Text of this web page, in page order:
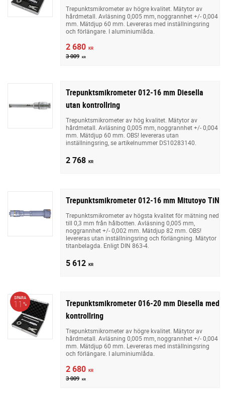
Trepunktsmikrometer av högre kvalitet. Mätytor av
hårdmetall. Avläsning 0,005 mm, noggrannhet +/- 0,004
mm. Mätdjup 60 mm. Levereras med inställningsring
och förlängare. I aluminiumlåda.
2 680 KR
3 009 KR
Trepunktsmikrometer 012-16 mm Diesella
utan kontrollring
Trepunktsmikrometer av hög kvalitet. Mätytor av
hårdmetall. Avläsning 0,005 mm, noggrannhet +/- 0,004
mm. Mätdjup 60 mm. OBS! levereras utan
inställningsring, se artikelnummer DS10283140.
2 768 KR
Trepunktsmikrometer 012-16 mm Mitutoyo TiN
Trepunktsmikrometer av högsta kvalitet för mätning ned
till 0,3 mm från hålbotten. Avläsning 0,005 mm,
noggrannhet +/- 0,002 mm. Mätdjup 82 mm. OBS!
levereras utan inställningsring och förlängning. Mätytor
titanbelagda. Enligt DIN 863-4.
5 612 KR
Trepunktsmikrometer 016-20 mm Diesella med
kontrollring
Trepunktsmikrometer av högre kvalitet. Mätytor av
hårdmetall. Avläsning 0,005 mm, noggrannhet +/- 0,004
mm. Mätdjup 60 mm. Levereras med inställningsring
och förlängare. I aluminiumlåda.
2 680 KR
3 009 KR
SPARA
11 %